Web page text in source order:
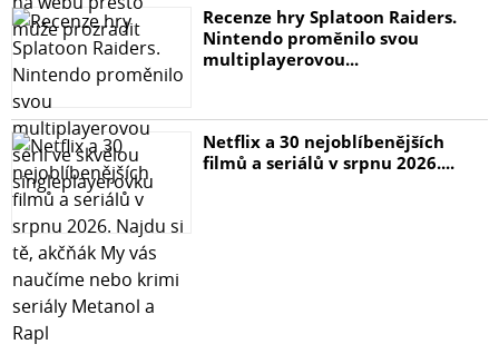
zaoblení 3D
5 vrstev
Podívejte se jak jednoduchá je aplikace.
Obsah balení:
aplikační rámeček + sklo
čisticí hadřík
alkoholový hadřík
samolepka na odstranění prachu
stěrka na bubliny
český návod na nalepení s QR kódem odkazujícím na
Recenze hry Splatoon Raiders.
Nintendo proměnilo svou
multiplayerovou...
Netflix a 30 nejoblíbenějších
filmů a seriálů v srpnu 2026....